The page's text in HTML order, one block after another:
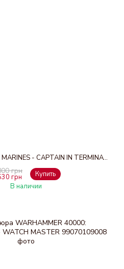
Миниатюра SPACE MARINES - CAPTAIN IN TERMINATOR ARMOUR
грн
грн
Купить
В наличии